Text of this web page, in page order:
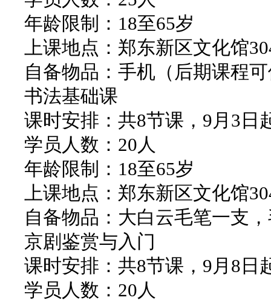
年龄限制：18至65岁
上课地点：郑东新区文化馆
自备物品：手机（后期课程
书法基础课
课时安排：共8节课，9月3日
学员人数：20人
年龄限制：18至65岁
上课地点：郑东新区文化馆
自备物品：大白云毛笔一支
京剧鉴赏与入门
课时安排：共8节课，9月8日
学员人数：20人